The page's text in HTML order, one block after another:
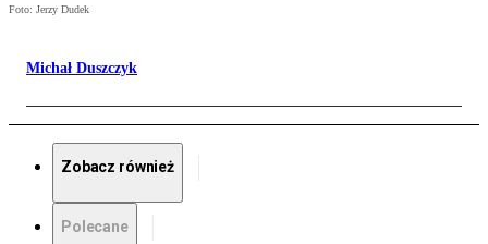
Foto: Jerzy Dudek
Michał Duszczyk
Zobacz również
Polecane